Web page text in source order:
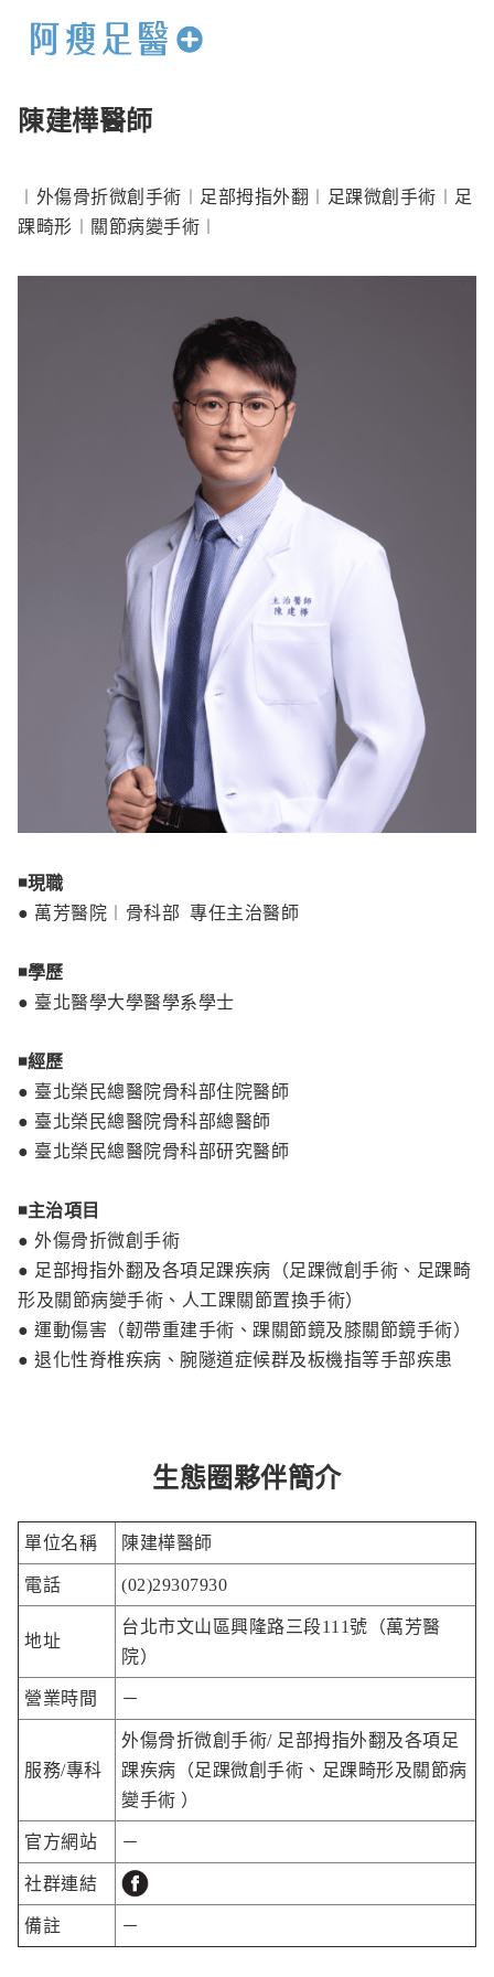
陳建樺醫師
︱外傷骨折微創手術︱足部拇指外翻︱足踝微創手術︱足
踝畸形︱關節病變手術︱
◾️現職
● 萬芳醫院︱骨科部 專任主治醫師
◾️學歷
● 臺北醫學大學醫學系學士
◾️經歷
● 臺北榮民總醫院骨科部住院醫師
● 臺北榮民總醫院骨科部總醫師
● 臺北榮民總醫院骨科部研究醫師
◾️主治項目
● 外傷骨折微創手術
● 足部拇指外翻及各項足踝疾病（足踝微創手術、足踝畸
形及關節病變手術、人工踝關節置換手術）
● 運動傷害（韌帶重建手術、踝關節鏡及膝關節鏡手術）
● 退化性脊椎疾病、腕隧道症候群及板機指等手部疾患
生態圈夥伴簡介
單位名稱 陳建樺醫師
電話 (02)29307930
地址
台北市文山區興隆路三段111號（萬芳醫
院）
營業時間 －
服務/專科
外傷骨折微創手術/ 足部拇指外翻及各項足
踝疾病（足踝微創手術、足踝畸形及關節病
變手術 ）
官方網站 －
社群連結
備註 －